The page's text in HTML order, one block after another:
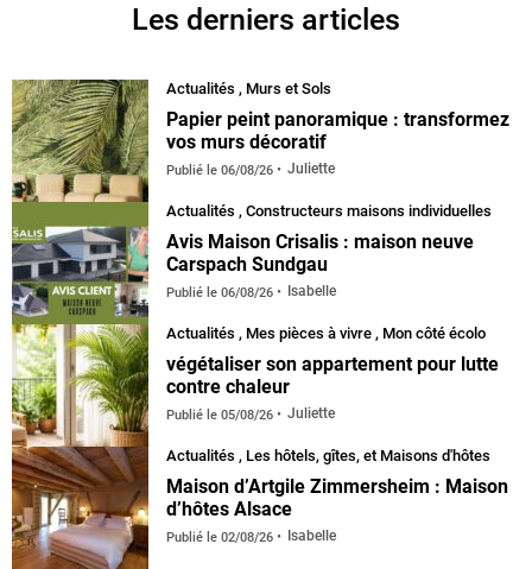
Les derniers articles
Actualités , Murs et Sols
Papier peint panoramique : transformez
vos murs décoratif
Publié le 06/08/26 Juliette
Actualités , Constructeurs maisons individuelles
Avis Maison Crisalis : maison neuve
Carspach Sundgau
Publié le 06/08/26 Isabelle
Actualités , Mes pièces à vivre , Mon côté écolo
végétaliser son appartement pour lutte
contre chaleur
Publié le 05/08/26 Juliette
Actualités , Les hôtels, gîtes, et Maisons d'hôtes
Maison d’Artgile Zimmersheim : Maison
d’hôtes Alsace
Publié le 02/08/26 Isabelle